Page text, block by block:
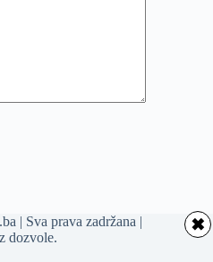
| Sva prava zadržana |
dozvole.
✖